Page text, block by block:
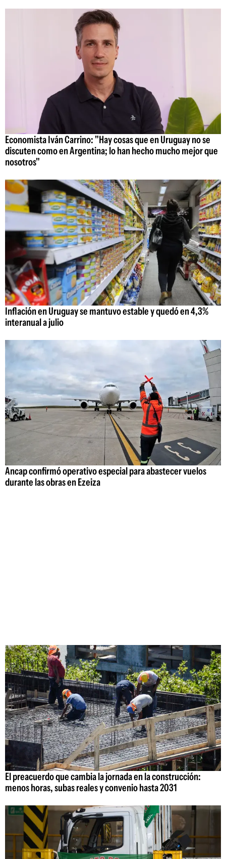
Economista Iván Carrino: "Hay cosas que en Uruguay no se
discuten como en Argentina; lo han hecho mucho mejor que
nosotros"
Inflación en Uruguay se mantuvo estable y quedó en 4,3%
interanual a julio
Ancap confirmó operativo especial para abastecer vuelos
durante las obras en Ezeiza
El preacuerdo que cambia la jornada en la construcción:
menos horas, subas reales y convenio hasta 2031